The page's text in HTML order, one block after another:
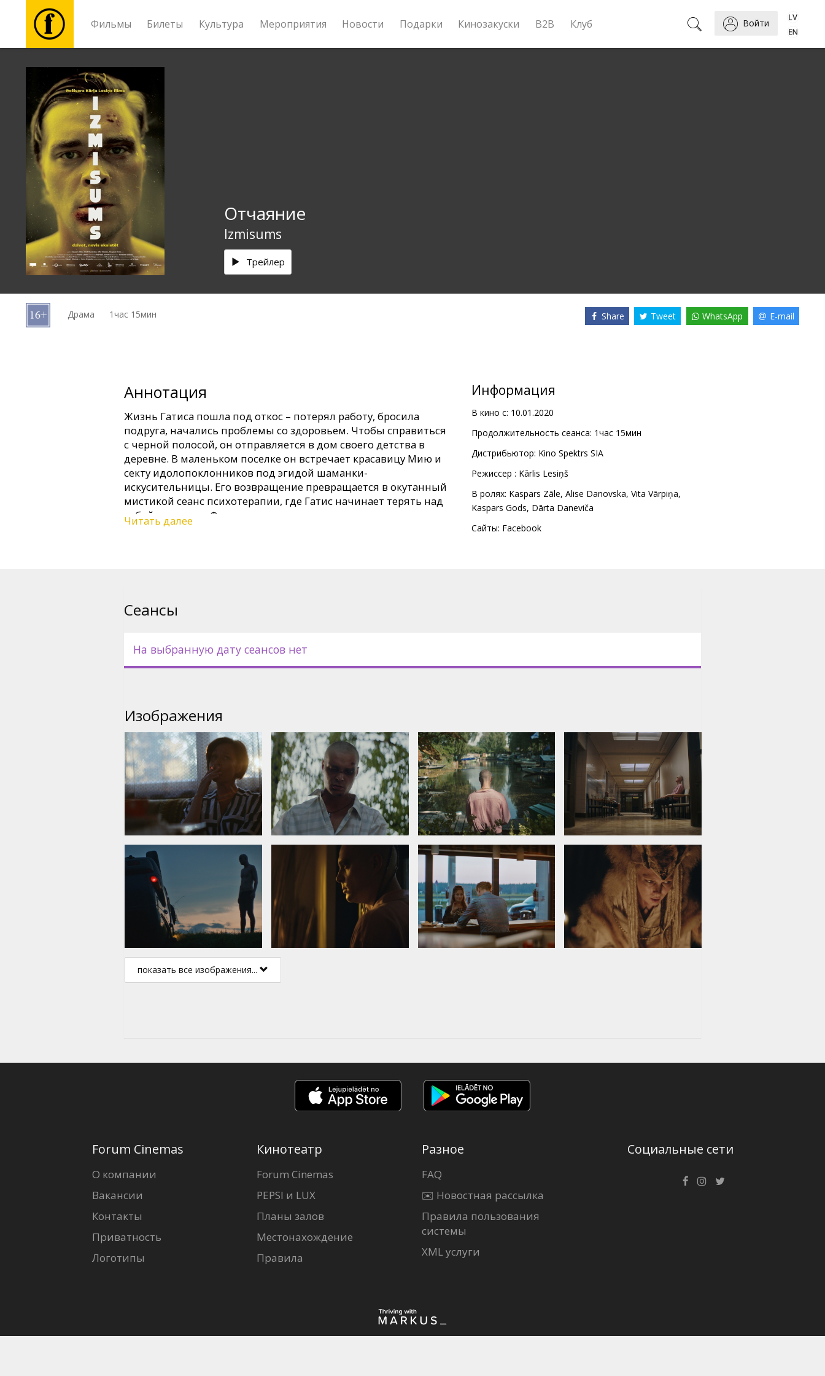
Фильмы Билеты Культура Мероприятия Новости Подарки Кинозакуски B2B Клуб Войти
Фильмы
Билеты
Культура
Мероприятия
Новости
Подарки
B2B
Отчаяние
Izmisums
Трейлер
Драма 1час 15мин Share Tweet WhatsApp E-mail
Аннотация
Жизнь Гатиса пошла под откос – потерял работу, бросила
подруга, начались проблемы со здоровьем. Чтобы справиться
с черной полосой, он отправляется в дом своего детства в
деревне. В маленьком поселке он встречает красавицу Мию и
секту идолопоклонников под эгидой шаманки-
искусительницы. Его возвращение превращается в окутанный
мистикой сеанс психотерапии, где Гатис начинает терять над
собой контроль. Фантазии и реальность переплетаются в
напряженную череду событий, из которой нет пути назад…
Читать далее
Информация
В кино с: 10.01.2020
Продолжительность сеанса: 1час 15мин
Дистрибьютор: Kino Spektrs SIA
Pежиссер : Kārlis Lesiņš
В ролях: Kaspars Zāle, Alise Danovska, Vita Vārpiņa,
Kaspars Gods, Dārta Daneviča
Сайты: Facebook
Сеансы
На выбранную дату сеансов нет
Изображения
показать все изображения...
Forum Cinemas
О компании
Вакансии
Контакты
Приватность
Логотипы
Кинотеатр
Forum Cinemas
PEPSI и LUX
Планы залов
Местонахождение
Правила
Разное
FAQ
✉️ Новостная рассылка
Правила пользования
системы
XML услуги
Социальные сети